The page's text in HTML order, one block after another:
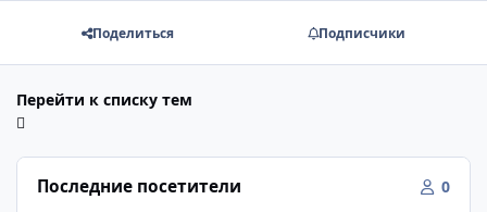
Поделиться Подписчики
Перейти к списку тем
Последние посетители 0